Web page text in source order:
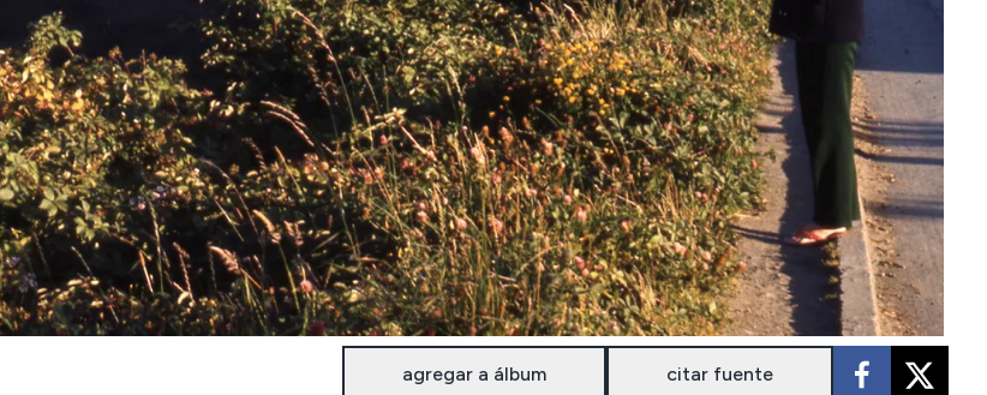
agregar a álbum citar fuente